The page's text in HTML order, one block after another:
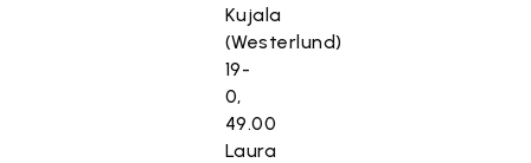
Kujala
(Westerlund)
19-
0,
49.00
Laura